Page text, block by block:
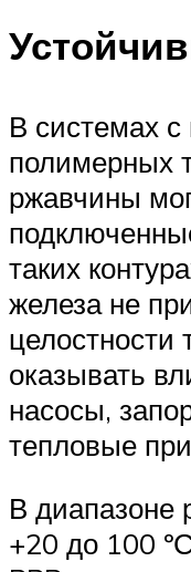
В системах
полимерных
ржавчины
таких
железа не
целостности
оказывать
насосы,
тепловые
В диапазоне
+20 до 100